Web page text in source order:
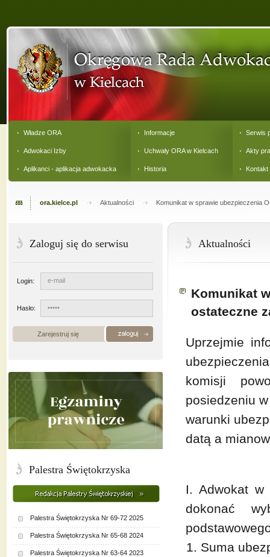
Władze ORA
Adwokaci Izby
Aplikanci - aplikacja adwokacka
Informacje
Uchwały ORA w Kielcach
Historia
Serwis
Akty
Kontakt
ora.kielce.pl Aktualności Komunikat w sprawie ubezpieczenia
Aktualności
Komunikat
ostateczne
Uprzejmie
komisji
posiedzeniu
warunki
datą a
I. Adwokat w
dokonać
Suma
Zaloguj się do serwisu
Login:
Hasło:
Zarejestruj się
Palestra Świętokrzyska
Palestra Świętokrzyska Nr 69-72 2025
Palestra Świętokrzyska Nr 65-68 2024
Palestra Świętokrzyska Nr 63-64 2023